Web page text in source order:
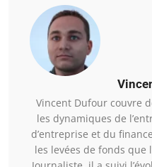
Vincent Dufour couvre
les dynamiques de
d’entreprise et du
les levées de fonds que